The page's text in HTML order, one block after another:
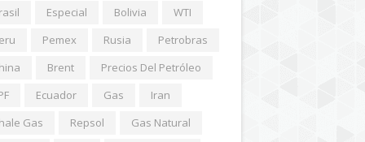
Especial Bolivia
WTI
Pemex Rusia
Petrobras
Brent
Precios Del Petróleo
Ecuador Gas
Iran
Gas
Repsol
Gas Natural